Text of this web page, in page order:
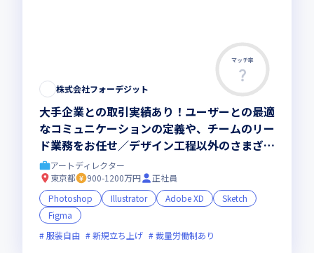
マッチ率
株式会社フォーデジット
大手企業との取引実績あり！ユーザーとの最適
なコミュニケーションの定義や、チームのリー
ド業務をお任せ／デザイン工程以外のさまざま
な業務にも挑戦可能
アートディレクター
東京都
900-1200万円
正社員
Photoshop
Illustrator Adobe XD
Sketch
Figma
服装自由
新規立ち上げ 裁量労働制あり